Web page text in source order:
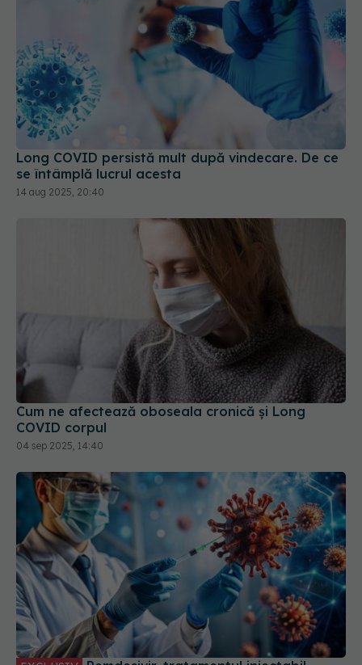
Long COVID persistă mult după vindecare. De ce
se întâmplă lucrul acesta
14 aug 2025, 20:40
Cum ne afectează oboseala cronică și Long
COVID corpul
04 sep 2025, 14:40
EXCLUSIV Remdesivir, tratamentul injectabil
pentru COVID. Prof. dr. Simin Aysel Florescu:
Administrarea se face în spitale